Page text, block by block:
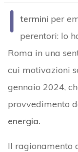
I termini per
perentori: lo
Roma in una
cui motivazioni
gennaio 2024,
provvedimento
energia.
Il ragionamento